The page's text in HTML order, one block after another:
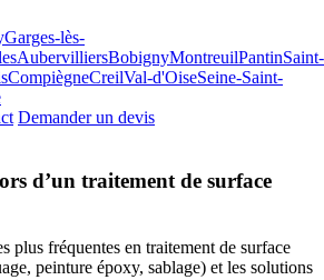
Garges-lès-
AubervilliersBobignyMontreuilPantinSaint-
CompiègneCreilVal-d'OiseSeine-Saint-
Demander un devis
d’un traitement de surface
plus fréquentes en traitement de surface
peinture époxy, sablage) et les solutions